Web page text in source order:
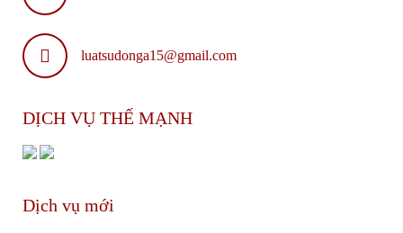
luatsudonga15@gmail.com
DỊCH VỤ THẾ MẠNH
Dịch vụ mới